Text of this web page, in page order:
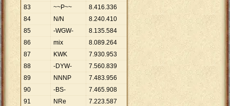
83
~~P~~ 8.416.336
84
N/N 8.240.410
85
-WGW- 8.135.584
86
mix 8.089.264
87
KWK 7.930.953
88
-DYW- 7.560.839
89
NNNP 7.483.956
90
-BS- 7.465.908
91
NRe 7.223.587